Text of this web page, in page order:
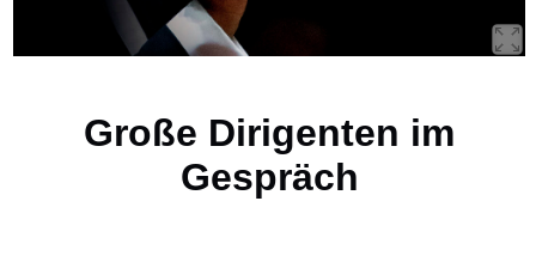
Große Dirigenten im
Gespräch